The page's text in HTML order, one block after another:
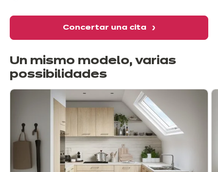
Concertar una cita
Un mismo modelo, varias
possibilidades